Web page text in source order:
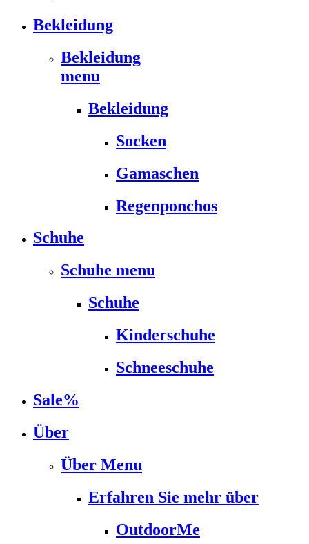
Bekleidung
Bekleidung
menu
Bekleidung
Socken
Gamaschen
Regenponchos
Schuhe
Schuhe menu
Schuhe
Kinderschuhe
Schneeschuhe
Sale%
Über
Über Menu
Erfahren Sie mehr über
OutdoorMe